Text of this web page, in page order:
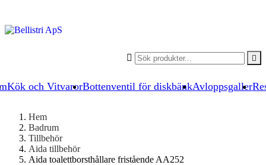
Kök och VitvarorBottenventil för diskbänkAvloppsgaller
 
Hem
Badrum
Tillbehör
Aida tillbehör
Aida toalettborsthållare fristående AA252